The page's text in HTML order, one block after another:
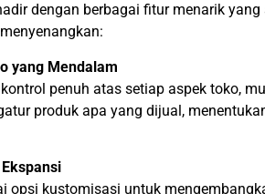
dengan berbagai fitur menarik
yang Mendalam
penuh atas setiap aspek toko,
produk apa yang dijual,
opsi kustomisasi untuk